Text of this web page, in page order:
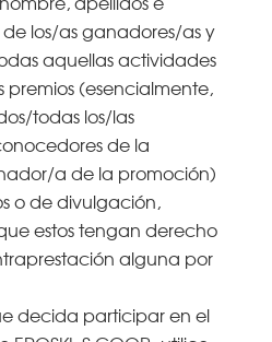
los/as ganadores/as y
aquellas actividades
premios (esencialmente,
todas los/las
de la
a de la promoción)
o de divulgación,
estos tengan derecho
alguna por
decida participar en el